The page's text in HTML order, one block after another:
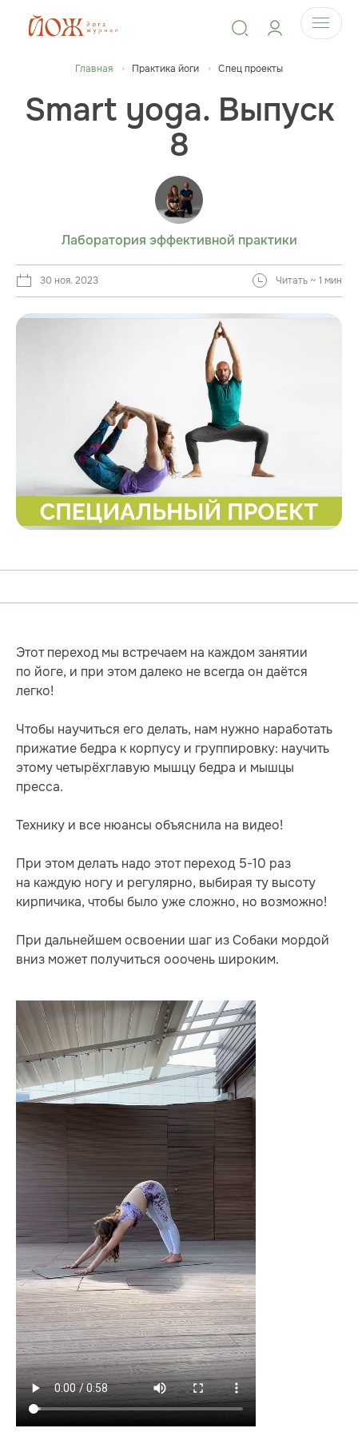
Главная Практика йоги Спец проекты
Smart yoga. Выпуск
8
Лаборатория эффективной практики
30 ноя. 2023 Читать ~ 1 мин
Этот переход мы встречаем на каждом занятии
по йоге, и при этом далеко не всегда он даётся
легко!
Чтобы научиться его делать, нам нужно наработать
прижатие бедра к корпусу и группировку: научить
этому четырёхглавую мышцу бедра и мышцы
пресса.
Технику и все нюансы объяснила на видео!
При этом делать надо этот переход 5-10 раз
на каждую ногу и регулярно, выбирая ту высоту
кирпичика, чтобы было уже сложно, но возможно!
При дальнейшем освоении шаг из Собаки мордой
вниз может получиться ооочень широким.